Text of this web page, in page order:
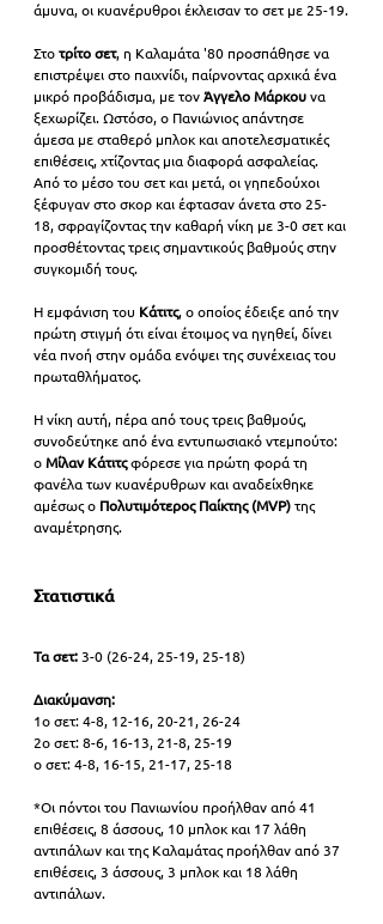
άμυνα, οι κυανέρυθροι έκλεισαν το σετ με 25-19.
Στο τρίτο σετ, η Καλαμάτα '80 προσπάθησε να
επιστρέψει στο παιχνίδι, παίρνοντας αρχικά ένα
μικρό προβάδισμα, με τον Άγγελο Μάρκου να
ξεχωρίζει. Ωστόσο, ο Πανιώνιος απάντησε
άμεσα με σταθερό μπλοκ και αποτελεσματικές
επιθέσεις, χτίζοντας μια διαφορά ασφαλείας.
Από το μέσο του σετ και μετά, οι γηπεδούχοι
ξέφυγαν στο σκορ και έφτασαν άνετα στο 25-
18, σφραγίζοντας την καθαρή νίκη με 3-0 σετ και
προσθέτοντας τρεις σημαντικούς βαθμούς στην
συγκομιδή τους.
Η εμφάνιση του Κάτιτς, ο οποίος έδειξε από την
πρώτη στιγμή ότι είναι έτοιμος να ηγηθεί, δίνει
νέα πνοή στην ομάδα ενόψει της συνέχειας του
πρωταθλήματος.
Η νίκη αυτή, πέρα από τους τρεις βαθμούς,
συνοδεύτηκε από ένα εντυπωσιακό ντεμπούτο:
ο Μίλαν Κάτιτς φόρεσε για πρώτη φορά τη
φανέλα των κυανέρυθρων και αναδείχθηκε
αμέσως ο Πολυτιμότερος Παίκτης (MVP) της
αναμέτρησης.
Στατιστικά
Τα σετ: 3-0 (26-24, 25-19, 25-18)
Διακύμανση:
1ο σετ: 4-8, 12-16, 20-21, 26-24
2ο σετ: 8-6, 16-13, 21-8, 25-19
ο σετ: 4-8, 16-15, 21-17, 25-18
*Οι πόντοι του Πανιωνίου προήλθαν από 41
επιθέσεις, 8 άσσους, 10 μπλοκ και 17 λάθη
αντιπάλων και της Καλαμάτας προήλθαν από 37
επιθέσεις, 3 άσσους, 3 μπλοκ και 18 λάθη
αντιπάλων.